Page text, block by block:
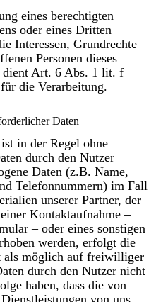
eines berechtigten
oder eines Dritten
Interessen, Grundrechte
Personen dieses
dient Art. 6 Abs. 1 lit. f
die Verarbeitung.
Daten
in der Regel ohne
durch den Nutzer
Daten (z.B. Name,
Telefonnummern) im Fall
unserer Partner, der
Kontaktaufnahme –
– oder eines sonstigen
werden, erfolgt die
als möglich auf freiwilliger
durch den Nutzer nicht
haben, dass die von